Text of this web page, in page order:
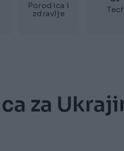
Porodica i
zdravlje
za